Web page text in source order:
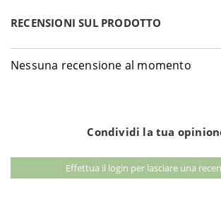
RECENSIONI SUL PRODOTTO
Nessuna recensione al momento
Condividi la tua
Effettua il login per lasciare una